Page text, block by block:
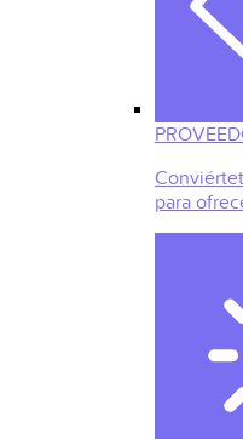
para